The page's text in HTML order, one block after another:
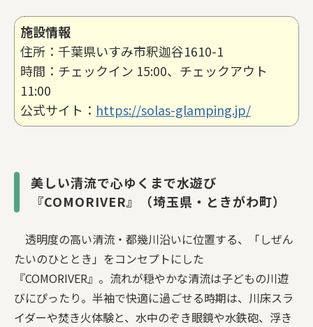
施設情報
住所：千葉県いすみ市釈迦谷1610-1
時間：チェックイン 15:00、チェックアウト
11:00
公式サイト： https://solas-glamping.jp/
美しい清流で心ゆくまで水遊び
『COMORIVER』（埼玉県・ときがわ町）
透明度の高い清流・都幾川沿いに位置する、「しぜん
たいのひととき」をコンセプトにした
『COMORIVER』。流れが穏やかな清流は子どもの川遊
びにぴったり。半袖で快適に過ごせる時期は、川床スラ
イダーや焚き火体験と、水中のぞき眼鏡や水鉄砲、浮き